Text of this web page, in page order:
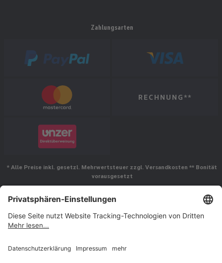
Zahlungsarten
RECHNUNG**
* Alle Preise inkl. gesetzl. Mehrwertsteuer zzgl. Versandkosten ** Bonität
vorausgesetzt
Folgen Sie uns